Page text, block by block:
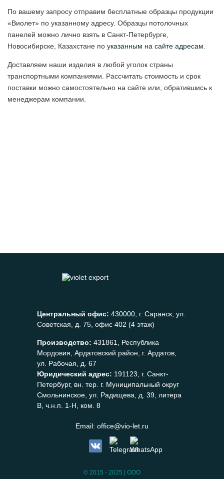
По вашему запросу отправим бесплатные образцы продукции
«Виолет» по указанному адресу. Образцы потолочных
панелей можно лично взять в Санкт-Петербурге,
Новосибирске, Казахстане по указанным на сайте адресам
Доставляем наши изделия в любой уголок страны
транспортными компаниями. Рассчитать стоимость и срок
поставки можно самостоятельно на сайте или, обратившись к
менеджерам компании.
Центральный офис: 430000, г. Саранск, ул.
Советская, д. 75, офис 402 (4 этаж)
Производство: 431861, Республика
Мордовия, Ардатовский район, г. Ардатов,
ул. Рабочая, д. 67
Юридический адрес: 191123, г. Санкт-
Петербург, вн. тер. г. Муниципальный округ
Смольнинское, ул. Радищева, д. 39, литера
В, ч.н.п. 1-Н, ком. 8
Email: office@vio-let.ru
© 2015 - 2025 | ООО